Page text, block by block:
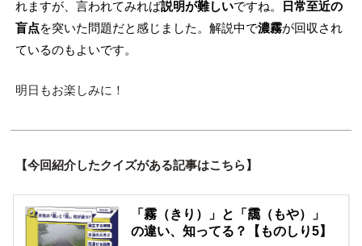
れますが、言われてみれば説明が難しいですね。
日常至近の
盲点を突いた問題だと感じました。解説中で濃霧が回収され
ているのもよいです。
明日もお楽しみに！
【今回紹介したクイズがある記事はこちら】
「霧（きり）」と「靄（もや）」
の違い、知ってる？【ものしり5】